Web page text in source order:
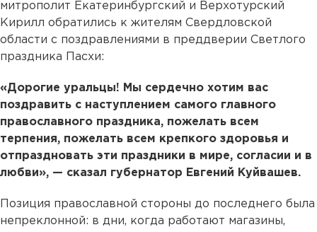
митрополит Екатеринбургский и Верхотурский
Кирилл обратились к жителям Свердловской
области с поздравлениями в преддверии Светлого
праздника Пасхи:
«Дорогие уральцы! Мы сердечно хотим вас
поздравить с наступлением самого главного
православного праздника, пожелать всем
терпения, пожелать всем крепкого здоровья и
отпраздновать эти праздники в мире, согласии и в
любви», — сказал губернатор Евгений Куйвашев.
Позиция православной стороны до последнего была
непреклонной: в дни, когда работают магазины,